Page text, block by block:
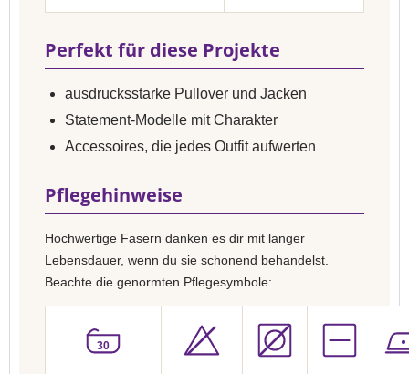
Perfekt für diese Projekte
ausdrucksstarke Pullover und Jacken
Statement-Modelle mit Charakter
Accessoires, die jedes Outfit aufwerten
Pflegehinweise
Hochwertige Fasern danken es dir mit langer
Lebensdauer, wenn du sie schonend behandelst.
Beachte die genormten Pflegesymbole:
30